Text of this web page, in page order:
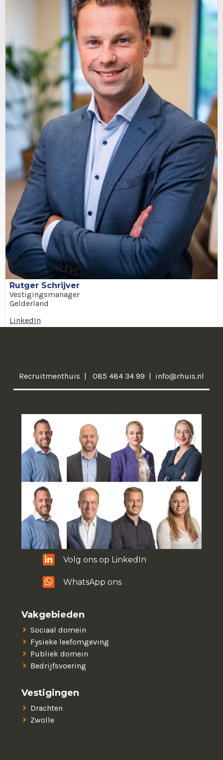
Rutger Schrijver
Vestigingsmanager
Gelderland
LinkedIn
Recruitmenthuis 085 484 34 99 info@rhuis.nl
Volg ons op LinkedIn
WhatsApp ons
Vakgebieden
Sociaal domein
Fysieke leefomgeving
Publiek domein
Bedrijfsvoering
Vestigingen
Drachten
Zwolle